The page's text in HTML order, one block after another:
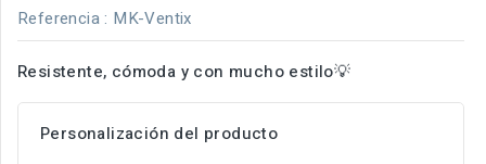
Referencia : MK-Ventix
Resistente, cómoda y con mucho estilo💡
Personalización del producto